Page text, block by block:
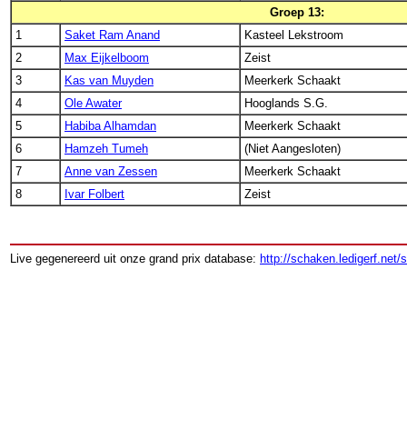
Groep 13:
1
Saket Ram Anand
Kasteel Lekstroom
2
Max Eijkelboom
Zeist
3
Kas van Muyden
Meerkerk Schaakt
4
Ole Awater
Hooglands S.G.
5
Habiba Alhamdan
Meerkerk Schaakt
6
Hamzeh Tumeh
(Niet Aangesloten)
7
Anne van Zessen
Meerkerk Schaakt
8
Ivar Folbert Zeist
Live gegenereerd uit onze grand prix database: http://schaken.ledigerf.net/